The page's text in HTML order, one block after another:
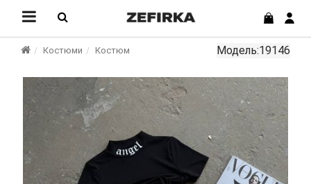
Костюми Костюм Модель:19146